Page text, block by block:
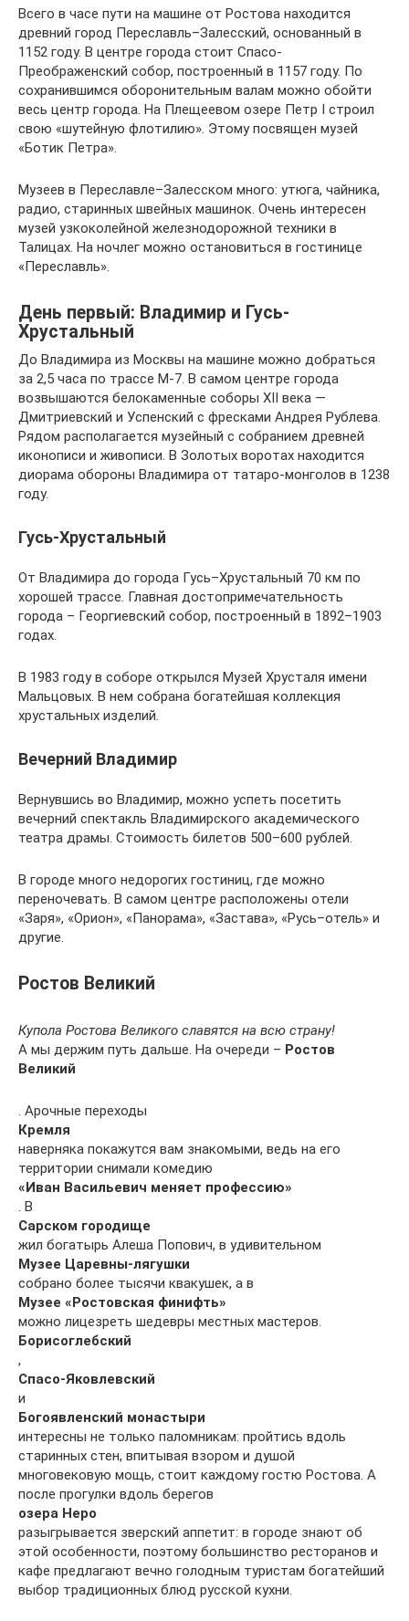
Всего в часе пути на машине от Ростова находится
древний город Переславль–Залесский, основанный в
1152 году. В центре города стоит Спасо-
Преображенский собор, построенный в 1157 году. По
сохранившимся оборонительным валам можно обойти
весь центр города. На Плещеевом озере Петр I строил
свою «шутейную флотилию». Этому посвящен музей
«Ботик Петра».
Музеев в Переславле–Залесском много: утюга, чайника,
радио, старинных швейных машинок. Очень интересен
музей узкоколейной железнодорожной техники в
Талицах. На ночлег можно остановиться в гостинице
«Переславль».
День первый: Владимир и Гусь-
Хрустальный
До Владимира из Москвы на машине можно добраться
за 2,5 часа по трассе М-7. В самом центре города
возвышаются белокаменные соборы XII века —
Дмитриевский и Успенский с фресками Андрея Рублева.
Рядом располагается музейный с собранием древней
иконописи и живописи. В Золотых воротах находится
диорама обороны Владимира от татаро-монголов в 1238
году.
Гусь-Хрустальный
От Владимира до города Гусь–Хрустальный 70 км по
хорошей трассе. Главная достопримечательность
города – Георгиевский собор, построенный в 1892–1903
годах.
В 1983 году в соборе открылся Музей Хрусталя имени
Мальцовых. В нем собрана богатейшая коллекция
хрустальных изделий.
Вечерний Владимир
Вернувшись во Владимир, можно успеть посетить
вечерний спектакль Владимирского академического
театра драмы. Стоимость билетов 500–600 рублей.
В городе много недорогих гостиниц, где можно
переночевать. В самом центре расположены отели
«Заря», «Орион», «Панорама», «Застава», «Русь–отель» и
другие.
Ростов Великий
Купола Ростова Великого славятся на всю страну!
А мы держим путь дальше. На очереди – Ростов
Великий
. Арочные переходы
Кремля
наверняка покажутся вам знакомыми, ведь на его
территории снимали комедию
«Иван Васильевич меняет профессию»
. В
Сарском городище
жил богатырь Алеша Попович, в удивительном
Музее Царевны-лягушки
собрано более тысячи квакушек, а в
Музее «Ростовская финифть»
можно лицезреть шедевры местных мастеров.
Борисоглебский
,
Спасо-Яковлевский
и
Богоявленский монастыри
интересны не только паломникам: пройтись вдоль
старинных стен, впитывая взором и душой
многовековую мощь, стоит каждому гостю Ростова. А
после прогулки вдоль берегов
озера Неро
разыгрывается зверский аппетит: в городе знают об
этой особенности, поэтому большинство ресторанов и
кафе предлагают вечно голодным туристам богатейший
выбор традиционных блюд русской кухни.